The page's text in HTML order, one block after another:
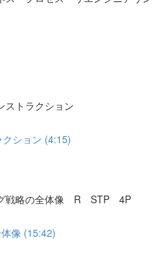
トラクション
ション (4:15)
戦略の全体像 R STP 4P
像 (15:42)